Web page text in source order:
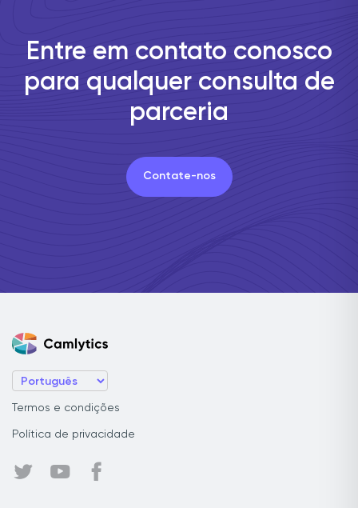
Entre em contato conosco
para qualquer consulta de
parceria
Contate-nos
Termos e condições
Política de privacidade